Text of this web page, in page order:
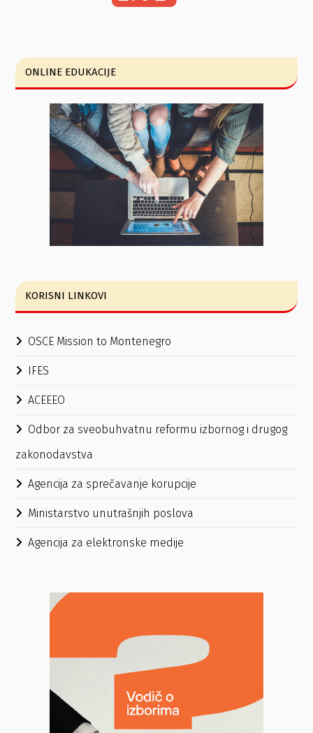
ONLINE EDUKACIJE
KORISNI LINKOVI
OSCE Mission to Montenegro
IFES
ACEEEO
Odbor za sveobuhvatnu reformu izbornog i drugog
zakonodavstva
Agencija za sprečavanje korupcije
Ministarstvo unutrašnjih poslova
Agencija za elektronske medije